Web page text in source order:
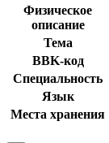
Физическое
описание
Тема
BBK-код
Специальность
Язык
Места хранения